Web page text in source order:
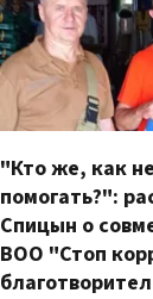
"Кто же, как
помогать?":
Спицын о
ВОО "Стоп